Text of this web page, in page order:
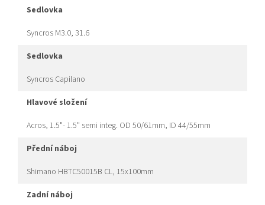
sedlovka
Syncros M3.0, 31.6
sedlovka
Syncros Capilano
hlavové složení
Acros, 1.5"- 1.5" semi integ. OD 50/61mm, ID 44/55mm
přední náboj
Shimano HBTC50015B CL, 15x100mm
zadní náboj